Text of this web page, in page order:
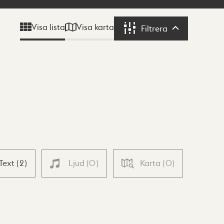
Visa lista Visa karta Filtrera Filtrera
(2) Ljud (0) Karta (0)